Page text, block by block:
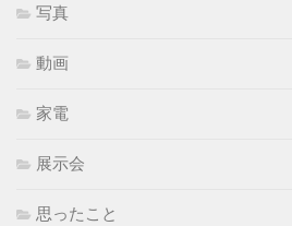
写真
動画
家電
展示会
思ったこと